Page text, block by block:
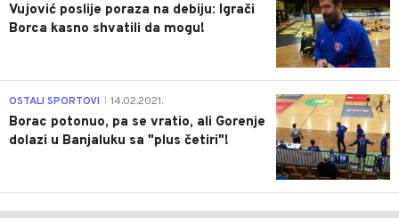
Vujović poslije poraza na debiju: Igrači
Borca kasno shvatili da mogu!
3
OSTALI SPORTOVI 14.02.2021.
Borac potonuo, pa se vratio, ali Gorenje
dolazi u Banjaluku sa "plus četiri"!